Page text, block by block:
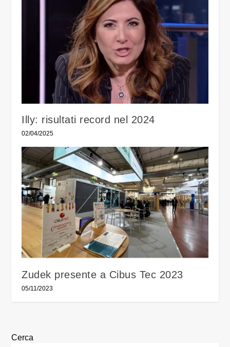
Illy: risultati record nel 2024
02/04/2025
Zudek presente a Cibus Tec 2023
05/11/2023
Cerca